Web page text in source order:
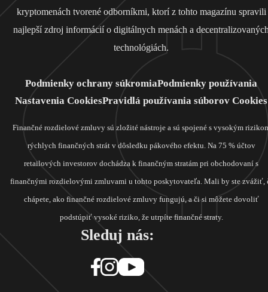
kryptomenách tvorené odborníkmi, ktorí z tohto magazínu spravili
najlepší zdroj informácií o digitálnych menách a
technológiách.
Podmienky ochrany súkromiaPodmienky používania
Nastavenia CookiesPravidlá používania súborov Cookies
Finančné rozdielové zmluvy sú zložité nástroje a sú spojené s vysokým
rýchlych finančných strát v dôsledku pákového efektu. Na 75 % účtov
retailových investorov dochádza k finančným stratám pri obchodovaní s
finančnými rozdielovými zmluvami u tohto poskytovateľa. Mali by ste zvážiť,
chápete, ako finančné rozdielové zmluvy fungujú, a či si môžete dovoliť
podstúpiť vysoké riziko, že utrpíte finančné straty.
Sleduj nás: